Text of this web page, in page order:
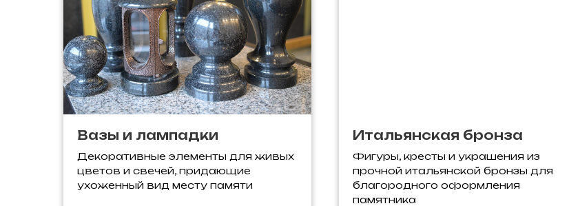
Вазы и лампадки
Декоративные элементы для живых
цветов и свечей, придающие
ухоженный вид месту памяти
Итальянская бронза
Фигуры, кресты и украшения из
прочной итальянской бронзы для
благородного оформления
памятника